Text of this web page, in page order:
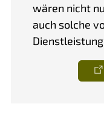
wären nicht
auch solche